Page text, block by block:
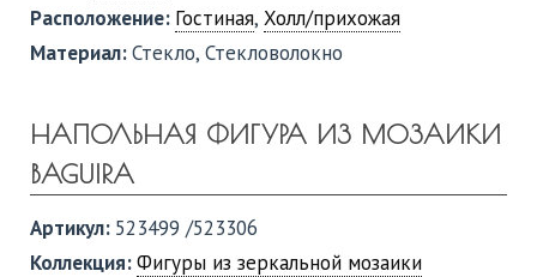
Расположение: Гостиная, Холл/прихожая
Материал:Стекло, Стекловолокно
НАПОЛЬНАЯ ФИГУРА ИЗ МОЗАИКИ
BAGUIRA
Артикул: 523499 /523306
Коллекция:Фигуры из зеркальной мозаики